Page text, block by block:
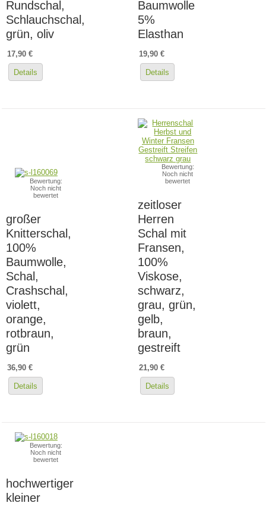
Rundschal,
Schlauchschal,
grün, oliv
17,90 €
Details
Baumwolle
5%
Elasthan
19,90 €
Details
Bewertung:
Noch nicht
bewertet
großer
Knitterschal,
100%
Baumwolle,
Schal,
Crashschal,
violett,
orange,
rotbraun,
grün
36,90 €
Details
Bewertung:
Noch nicht
bewertet
zeitloser
Herren
Schal mit
Fransen,
100%
Viskose,
schwarz,
grau, grün,
gelb,
braun,
gestreift
21,90 €
Details
Bewertung:
Noch nicht
bewertet
hochwertiger
kleiner